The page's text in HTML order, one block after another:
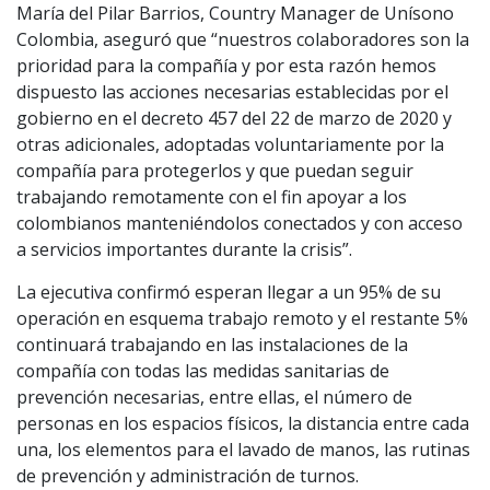
María del Pilar Barrios, Country Manager de Unísono
Colombia, aseguró que “nuestros colaboradores son la
prioridad para la compañía y por esta razón hemos
dispuesto las acciones necesarias establecidas por el
gobierno en el decreto 457 del 22 de marzo de 2020 y
otras adicionales, adoptadas voluntariamente por la
compañía para protegerlos y que puedan seguir
trabajando remotamente con el fin apoyar a los
colombianos manteniéndolos conectados y con acceso
a servicios importantes durante la crisis”.
La ejecutiva confirmó esperan llegar a un 95% de su
operación en esquema trabajo remoto y el restante 5%
continuará trabajando en las instalaciones de la
compañía con todas las medidas sanitarias de
prevención necesarias, entre ellas, el número de
personas en los espacios físicos, la distancia entre cada
una, los elementos para el lavado de manos, las rutinas
de prevención y administración de turnos.